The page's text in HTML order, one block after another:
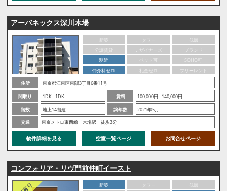
アーバネックス深川木場
新築 タワー
低層
分譲賃貸
デザイナーズ
ブランド
駅近
ペット可
SOHO可
仲介料ゼロ
礼金ゼロ
フリーレント
住所
東京都江東区東陽3丁目6番11号
間取り
1DK - 1DK 賃料
100,000円 - 140,000円
階数
地上14階建 築年数
2021年5月
交通
東京メトロ東西線「木場駅」徒歩3分
物件詳細を見る 空室一覧ページ お問合せページ
コンフォリア・リヴ門前仲町イースト
新築 タワー
低層